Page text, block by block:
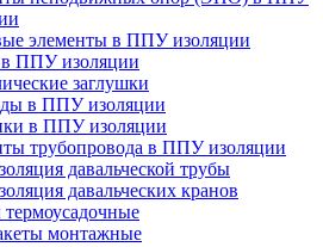
элементы в ППУ изоляции
ППУ изоляции
заглушки
в ППУ изоляции
в ППУ изоляции
трубопровода в ППУ изоляции
давальческой трубы
давальческих кранов
монтажные